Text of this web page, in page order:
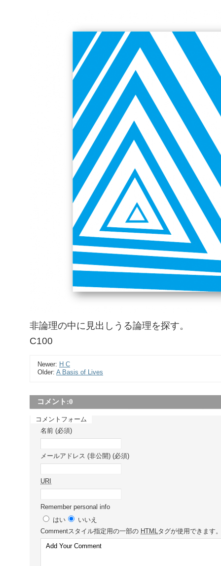
非論理の中に見出しうる論理を探す。
C100
Newer: H C
Older: A Basis of Lives
コメント:0
コメントフォーム
名前 (必須)
メールアドレス (非公開) (必須)
URI
Remember personal info
はい
いいえ
Commentスタイル指定用の一部の HTML タグが使用できます